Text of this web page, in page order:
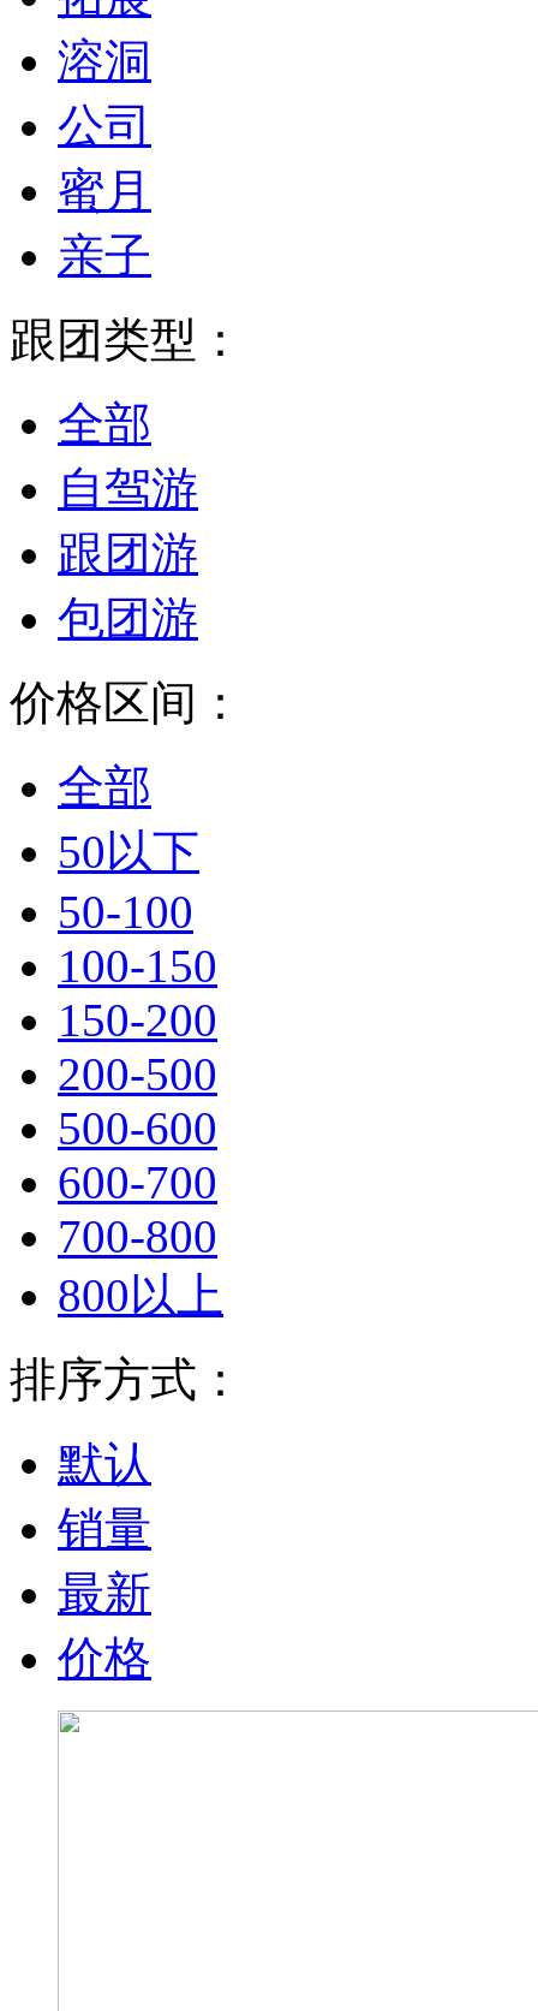
溶洞
公司
蜜月
亲子
跟团类型：
全部
自驾游
跟团游
包团游
价格区间：
全部
50以下
50-100
100-150
150-200
200-500
500-600
600-700
700-800
800以上
排序方式：
默认
销量
最新
价格